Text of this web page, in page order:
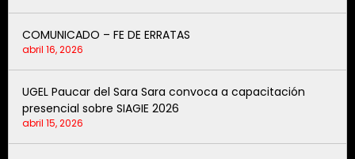
COMUNICADO – FE DE ERRATAS
abril 16, 2026
UGEL Paucar del Sara Sara convoca a capacitación
presencial sobre SIAGIE 2026
abril 15, 2026